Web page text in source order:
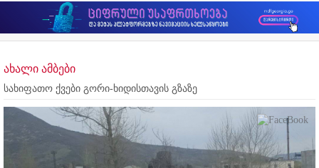
ახალი ამბები
სახიფათო ქვები გორი-ხიდისთავის გზაზე